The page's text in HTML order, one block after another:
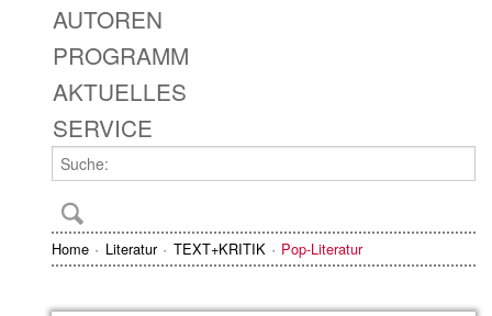
AUTOREN
PROGRAMM
AKTUELLES
SERVICE
Home Literatur TEXT+KRITIK Pop-Literatur